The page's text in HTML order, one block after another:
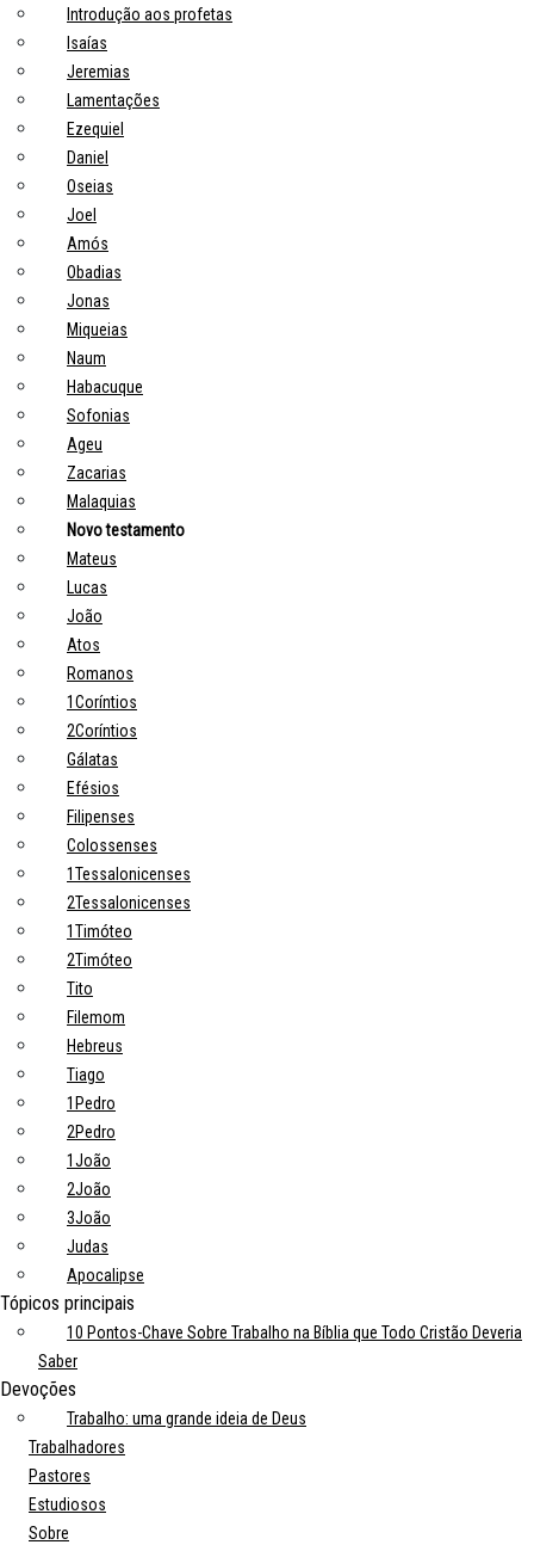
Introdução aos profetas
Isaías
Jeremias
Lamentações
Ezequiel
Daniel
Oseias
Joel
Amós
Obadias
Jonas
Miqueias
Naum
Habacuque
Sofonias
Ageu
Zacarias
Malaquias
Novo testamento
Mateus
Lucas
João
Atos
Romanos
1Coríntios
2Coríntios
Gálatas
Efésios
Filipenses
Colossenses
1Tessalonicenses
2Tessalonicenses
1Timóteo
2Timóteo
Tito
Filemom
Hebreus
Tiago
1Pedro
2Pedro
1João
2João
3João
Judas
Apocalipse
Tópicos principais
10 Pontos-Chave Sobre Trabalho na Bíblia que Todo Cristão Deveria
Saber
Devoções
Trabalho: uma grande ideia de Deus
Trabalhadores
Pastores
Estudiosos
Sobre